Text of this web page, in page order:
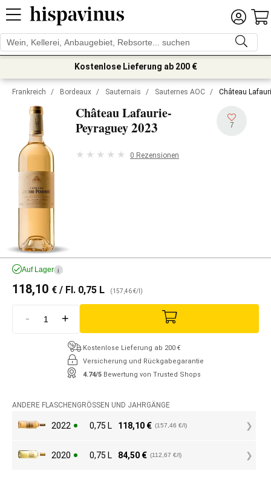
Kostenlose Lieferung ab 200 €
Frankreich / Bordeaux / Sauternais / Sauternes AOC / Château
Château Lafaurie-
Peyraguey2023 7
0 Rezensionen
Auf Lager i
118,10 € / Fl. 0,75 L (157,46 €/l)
- +
Kostenlose Lieferung ab 200 €
Versicherung und Rückgabegarantie
4.74/5 Bewertung von Trusted Shops
ANDERE FLASCHENGRÖSSEN UND JAHRGÄNGE
2022 0,75 L 118,10 € (157,46 €/l)
2020 0,75 L 84,50 € (112,67 €/l)